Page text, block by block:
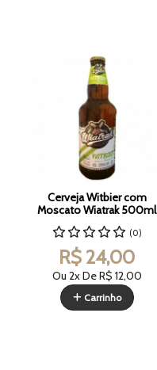
Cerveja Witbier com
Moscato Wiatrak 500ml
(0)
R$ 24,00
Ou 2x DeR$ 12,00
Carrinho